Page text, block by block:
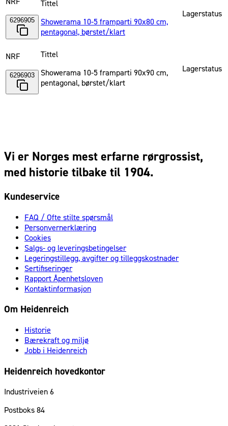
6296905
Tittel
Showerama 10-5 framparti 90x80 cm,
pentagonal, børstet/klart
Lagerstatus
NRF
6296903
Tittel
Showerama 10-5 framparti 90x90 cm,
pentagonal, børstet/klart
Lagerstatus
Vi er Norges mest erfarne rørgrossist,
med historie tilbake til 1904.
Kundeservice
FAQ / Ofte stilte spørsmål
Personvernerklæring
Cookies
Salgs- og leveringsbetingelser
Legeringstillegg, avgifter og tilleggskostnader
Sertifiseringer
Rapport Åpenhetsloven
Kontaktinformasjon
Om Heidenreich
Historie
Bærekraft og miljø
Jobb i Heidenreich
Heidenreich hovedkontor
Industriveien 6
Postboks 84